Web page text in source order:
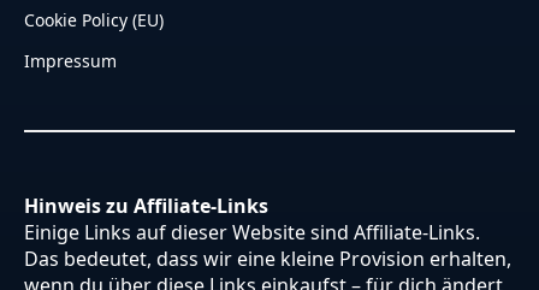
Cookie Policy (EU)
Impressum
Hinweis zu Affiliate-Links
Einige Links auf dieser Website sind Affiliate-Links.
Das bedeutet, dass wir eine kleine Provision erhalten,